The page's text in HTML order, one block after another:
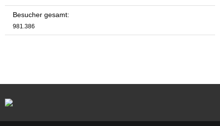
Besucher gesamt:
981.386